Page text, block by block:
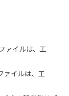
ァイルは、工
ァイルは、工